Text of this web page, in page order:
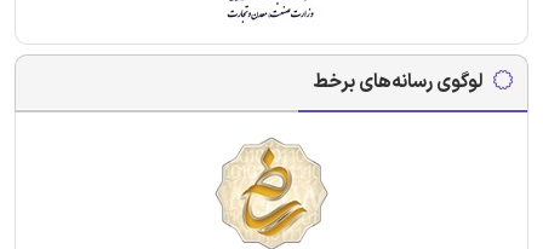
لوگوی رسانه‌های برخط